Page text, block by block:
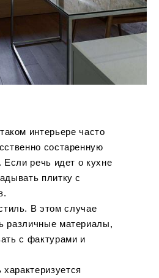
интерьере часто
состаренную
Если речь идет о кухне
плитку с
В этом случае
различные материалы,
с фактурами и